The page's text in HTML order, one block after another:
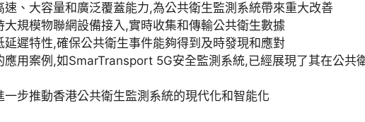
速、大容量和廣泛覆蓋能力,為公共衛生監測系統帶來重大改善
大規模物聯網設備接入,實時收集和傳輸公共衛生數據
延遲特性,確保公共衛生事件能夠得到及時發現和應對
應用案例,如SmarTransport 5G安全監測系統,已經展現了其在公共
步推動香港公共衛生監測系統的現代化和智能化